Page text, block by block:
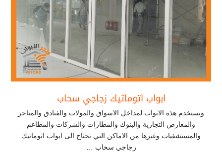
ابواب اتوماتيك زجاجي سحاب
ويستخدم هذه الابواب لمداخل الاسواق والمولات والفنادق والمتاجر
والمعارض التجارية والبنوك والمطارات والشركات والمطاعم
والمستشفيات وغيرها من الاماكن التي تحتاج الى ابواب اتوماتيك
زجاجي سحاب …